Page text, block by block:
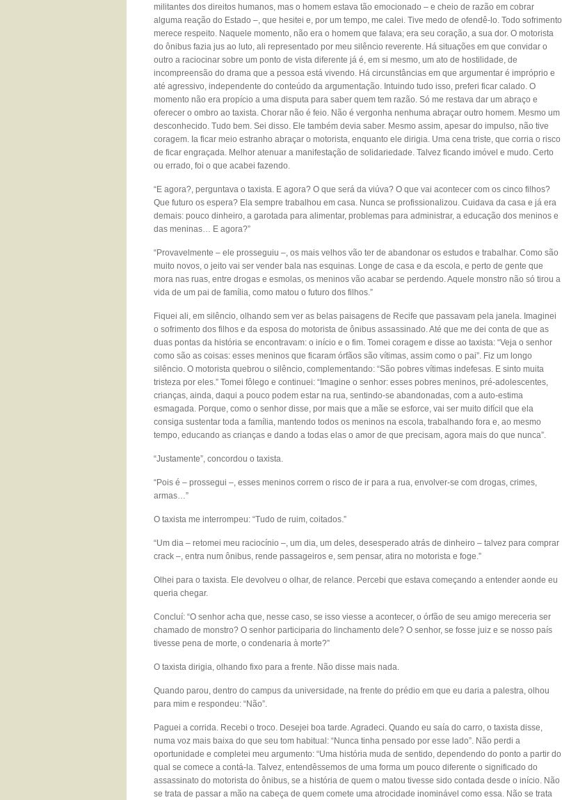
militantes dos direitos humanos, mas o homem estava tão emocionado – e cheio de razão em cobrar
alguma reação do Estado –, que hesitei e, por um tempo, me calei. Tive medo de ofendê-lo. Todo sofrimento
merece respeito. Naquele momento, não era o homem que falava; era seu coração, a sua dor. O motorista
do ônibus fazia jus ao luto, ali representado por meu silêncio reverente. Há situações em que convidar o
outro a raciocinar sobre um ponto de vista diferente já é, em si mesmo, um ato de hostilidade, de
incompreensão do drama que a pessoa está vivendo. Há circunstâncias em que argumentar é impróprio e
até agressivo, independente do conteúdo da argumentação. Intuindo tudo isso, preferi ficar calado. O
momento não era propício a uma disputa para saber quem tem razão. Só me restava dar um abraço e
oferecer o ombro ao taxista. Chorar não é feio. Não é vergonha nenhuma abraçar outro homem. Mesmo um
desconhecido. Tudo bem. Sei disso. Ele também devia saber. Mesmo assim, apesar do impulso, não tive
coragem. Ia ficar meio estranho abraçar o motorista, enquanto ele dirigia. Uma cena triste, que corria o risco
de ficar engraçada. Melhor atenuar a manifestação de solidariedade. Talvez ficando imóvel e mudo. Certo
ou errado, foi o que acabei fazendo.
“E agora?, perguntava o taxista. E agora? O que será da viúva? O que vai acontecer com os cinco filhos?
Que futuro os espera? Ela sempre trabalhou em casa. Nunca se profissionalizou. Cuidava da casa e já era
demais: pouco dinheiro, a garotada para alimentar, problemas para administrar, a educação dos meninos e
das meninas… E agora?”
“Provavelmente – ele prosseguiu –, os mais velhos vão ter de abandonar os estudos e trabalhar. Como são
muito novos, o jeito vai ser vender bala nas esquinas. Longe de casa e da escola, e perto de gente que
mora nas ruas, entre drogas e esmolas, os meninos vão acabar se perdendo. Aquele monstro não só tirou a
vida de um pai de família, como matou o futuro dos filhos.”
Fiquei ali, em silêncio, olhando sem ver as belas paisagens de Recife que passavam pela janela. Imaginei
o sofrimento dos filhos e da esposa do motorista de ônibus assassinado. Até que me dei conta de que as
duas pontas da história se encontravam: o início e o fim. Tomei coragem e disse ao taxista: “Veja o senhor
como são as coisas: esses meninos que ficaram órfãos são vítimas, assim como o pai”. Fiz um longo
silêncio. O motorista quebrou o silêncio, complementando: “São pobres vítimas indefesas. E sinto muita
tristeza por eles.” Tomei fôlego e continuei: “Imagine o senhor: esses pobres meninos, pré-adolescentes,
crianças, ainda, daqui a pouco podem estar na rua, sentindo-se abandonadas, com a auto-estima
esmagada. Porque, como o senhor disse, por mais que a mãe se esforce, vai ser muito difícil que ela
consiga sustentar toda a família, mantendo todos os meninos na escola, trabalhando fora e, ao mesmo
tempo, educando as crianças e dando a todas elas o amor de que precisam, agora mais do que nunca”.
“Justamente”, concordou o taxista.
“Pois é – prossegui ­–, esses meninos correm o risco de ir para a rua, envolver-se com drogas, crimes,
armas…”
O taxista me interrompeu: “Tudo de ruim, coitados.”
“Um dia – retomei meu raciocínio –, um dia, um deles, desesperado atrás de dinheiro – talvez para comprar
crack –, entra num ônibus, rende passageiros e, sem pensar, atira no motorista e foge.”
Olhei para o taxista. Ele devolveu o olhar, de relance. Percebi que estava começando a entender aonde eu
queria chegar.
Concluí: “O senhor acha que, nesse caso, se isso viesse a acontecer, o órfão de seu amigo mereceria ser
chamado de monstro? O senhor participaria do linchamento dele? O senhor, se fosse juiz e se nosso país
tivesse pena de morte, o condenaria à morte?”
O taxista dirigia, olhando fixo para a frente. Não disse mais nada.
Quando parou, dentro do campus da universidade, na frente do prédio em que eu daria a palestra, olhou
para mim e respondeu: “Não”.
Paguei a corrida. Recebi o troco. Desejei boa tarde. Agradeci. Quando eu saía do carro, o taxista disse,
numa voz mais baixa do que seu tom habitual: “Nunca tinha pensado por esse lado”. Não perdi a
oportunidade e completei meu argumento: “Uma história muda de sentido, dependendo do ponto a partir do
qual se comece a contá-la. Talvez, entendêssemos de uma forma um pouco diferente o significado do
assassinato do motorista do ônibus, se a história de quem o matou tivesse sido contada desde o início. Não
se trata de passar a mão na cabeça de quem comete uma atrocidade inominável como essa. Não se trata